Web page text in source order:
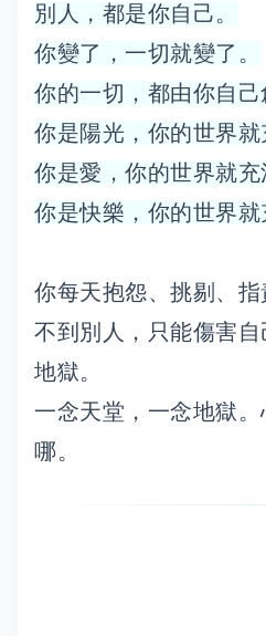
別人，都是你自己。
你變了，一切就變了。
你的一切，都由你自己
你是陽光，你的世界就
你是愛，你的世界就充
你是快樂，你的世界就
你每天抱怨、挑剔、
不到別人，只能傷害
地獄。
一念天堂，一念地獄
哪。